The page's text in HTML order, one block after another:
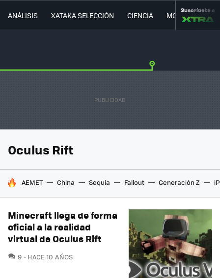
ANÁLISIS XATAKA SELECCIÓN CIENCIA MOVILIDAD
Suscríbete a
Oculus Rift
HOY SE HABLA DE
AEMET China Sequía Fallout Generación Z
Minecraft llega de forma
oficial a la realidad
virtual de Oculus Rift
9 COMENTARIOS
HACE 10 AÑOS